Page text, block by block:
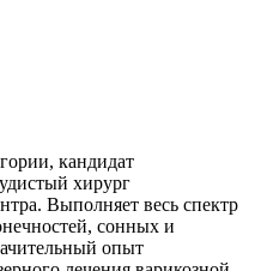
кандидат
хирург
Выполняет весь спектр
сонных и
опыт